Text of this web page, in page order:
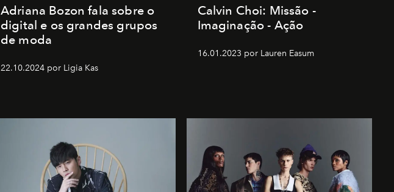
Adriana Bozon fala sobre o
digital e os grandes grupos
de moda
22.10.2024 por Ligia Kas
Calvin Choi: Missão -
Imaginação - Ação
16.01.2023 por Lauren Easum